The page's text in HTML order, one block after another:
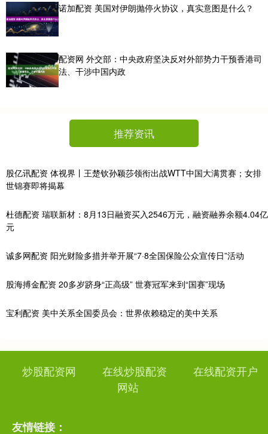
诺加配资 美国对伊朗抛停火协议，真实意图是什么？
配资网 外交部：中央政府坚决反对外部势力干预香港司
法、干涉中国内政
推荐资讯
股亿讯配资 体视界丨王楚钦孙颖莎领衔出战WTT中国大满贯赛；女排
世锦赛即将揭幕
杜德配资 瑞联新材：8月13日融资买入2546万元，融资融券余额4.04亿
元
诚多网配资 阳光财险多措并举开展“7·8全国保险公众宣传日”活动
股海搏金配资 20多岁跻身“正高级” 世赛冠军来到“国赛”现场
宝利配资 美中关系全国委员会：世界依赖稳定的美中关系
炒股配资网 在线炒股配资
在线配资开户
网站
友情链接：